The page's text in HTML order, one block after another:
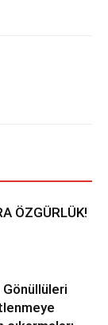
ÖZGÜRLÜK!
Gönüllüleri